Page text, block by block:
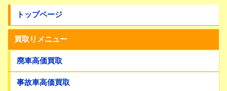
トップページ
買取りメニュー
廃車高価買取
事故車高価買取